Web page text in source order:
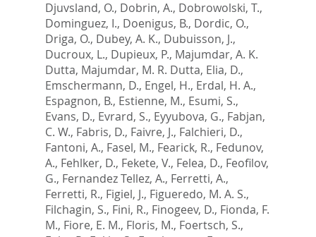
Djuvsland, O., Dobrin, A., Dobrowolski, T.,
Dominguez, I., Doenigus, B., Dordic, O.,
Driga, O., Dubey, A. K., Dubuisson, J.,
Ducroux, L., Dupieux, P., Majumdar, A. K.
Dutta, Majumdar, M. R. Dutta, Elia, D.,
Emschermann, D., Engel, H., Erdal, H. A.,
Espagnon, B., Estienne, M., Esumi, S.,
Evans, D., Evrard, S., Eyyubova, G., Fabjan,
C. W., Fabris, D., Faivre, J., Falchieri, D.,
Fantoni, A., Fasel, M., Fearick, R., Fedunov,
A., Fehlker, D., Fekete, V., Felea, D., Feofilov,
G., Fernandez Tellez, A., Ferretti, A.,
Ferretti, R., Figiel, J., Figueredo, M. A. S.,
Filchagin, S., Fini, R., Finogeev, D., Fionda, F.
M., Fiore, E. M., Floris, M., Foertsch, S.,